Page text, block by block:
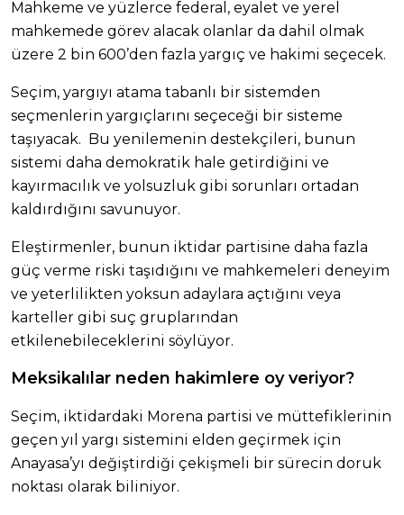
Mahkeme ve yüzlerce federal, eyalet ve yerel
mahkemede görev alacak olanlar da dahil olmak
üzere 2 bin 600’den fazla yargıç ve hakimi seçecek.
Seçim, yargıyı atama tabanlı bir sistemden
seçmenlerin yargıçlarını seçeceği bir sisteme
taşıyacak. Bu yenilemenin destekçileri, bunun
sistemi daha demokratik hale getirdiğini ve
kayırmacılık ve yolsuzluk gibi sorunları ortadan
kaldırdığını savunuyor.
Eleştirmenler, bunun iktidar partisine daha fazla
güç verme riski taşıdığını ve mahkemeleri deneyim
ve yeterlilikten yoksun adaylara açtığını veya
karteller gibi suç gruplarından
etkilenebileceklerini söylüyor.
Meksikalılar neden hakimlere oy veriyor?
Seçim, iktidardaki Morena partisi ve müttefiklerinin
geçen yıl yargı sistemini elden geçirmek için
Anayasa’yı değiştirdiği çekişmeli bir sürecin doruk
noktası olarak biliniyor.